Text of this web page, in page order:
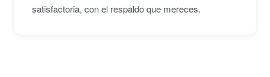
satisfactoria, con el respaldo que mereces.